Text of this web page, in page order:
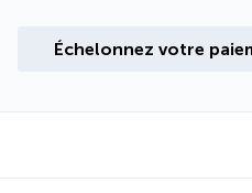
Échelonnez votre